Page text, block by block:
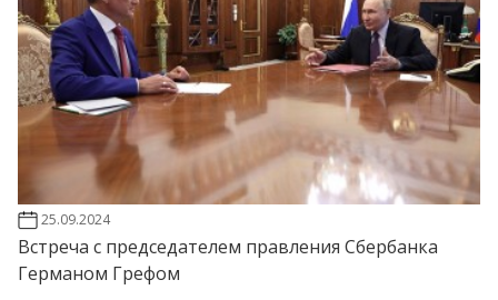
25.09.2024
Встреча с председателем правления Сбербанка
Германом Грефом